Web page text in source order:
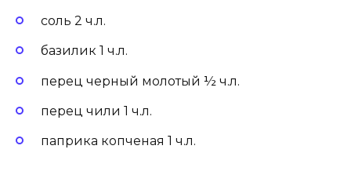
соль 2 ч.л.
базилик 1 ч.л.
перец черный молотый ½ ч.л.
перец чили 1 ч.л.
паприка копченая 1 ч.л.